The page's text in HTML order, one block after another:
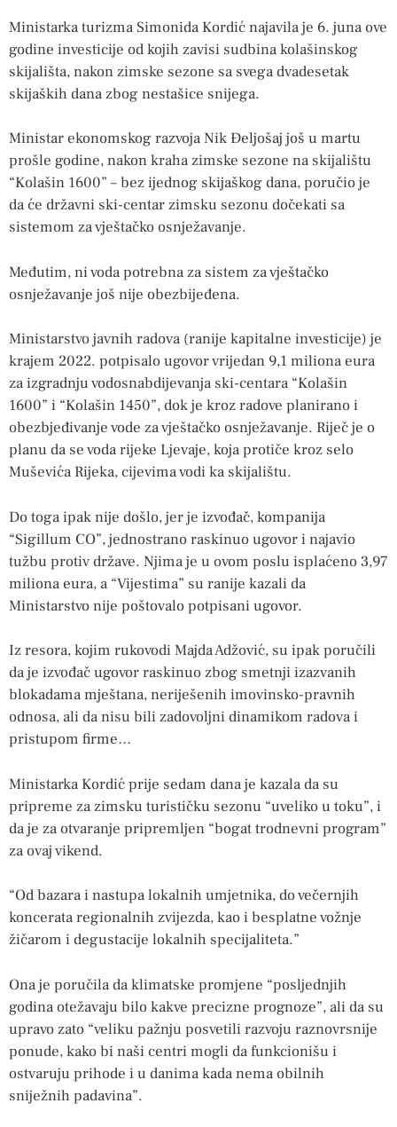
Ministarka turizma Simonida Kordić najavila je 6. juna ove
godine investicije od kojih zavisi sudbina kolašinskog
skijališta, nakon zimske sezone sa svega dvadesetak
skijaških dana zbog nestašice snijega.
Ministar ekonomskog razvoja Nik Đeljošaj još u martu
prošle godine, nakon kraha zimske sezone na skijalištu
“Kolašin 1600” – bez ijednog skijaškog dana, poručio je
da će državni ski-centar zimsku sezonu dočekati sa
sistemom za vještačko osnježavanje.
Međutim, ni voda potrebna za sistem za vještačko
osnježavanje još nije obezbijeđena.
Ministarstvo javnih radova (ranije kapitalne investicije) je
krajem 2022. potpisalo ugovor vrijedan 9,1 miliona eura
za izgradnju vodosnabdijevanja ski-centara “Kolašin
1600” i “Kolašin 1450”, dok je kroz radove planirano i
obezbjeđivanje vode za vještačko osnježavanje. Riječ je o
planu da se voda rijeke Ljevaje, koja protiče kroz selo
Muševića Rijeka, cijevima vodi ka skijalištu.
Do toga ipak nije došlo, jer je izvođač, kompanija
“Sigillum CO”, jednostrano raskinuo ugovor i najavio
tužbu protiv države. Njima je u ovom poslu isplaćeno 3,97
miliona eura, a “Vijestima” su ranije kazali da
Ministarstvo nije poštovalo potpisani ugovor.
Iz resora, kojim rukovodi Majda Adžović, su ipak poručili
da je izvođač ugovor raskinuo zbog smetnji izazvanih
blokadama mještana, neriješenih imovinsko-pravnih
odnosa, ali da nisu bili zadovoljni dinamikom radova i
pristupom firme…
Ministarka Kordić prije sedam dana je kazala da su
pripreme za zimsku turističku sezonu “uveliko u toku”, i
da je za otvaranje pripremljen “bogat trodnevni program”
za ovaj vikend.
“Od bazara i nastupa lokalnih umjetnika, do večernjih
koncerata regionalnih zvijezda, kao i besplatne vožnje
žičarom i degustacije lokalnih specijaliteta.”
Ona je poručila da klimatske promjene “posljednjih
godina otežavaju bilo kakve precizne prognoze”, ali da su
upravo zato “veliku pažnju posvetili razvoju raznovrsnije
ponude, kako bi naši centri mogli da funkcionišu i
ostvaruju prihode i u danima kada nema obilnih
sniježnih padavina”.